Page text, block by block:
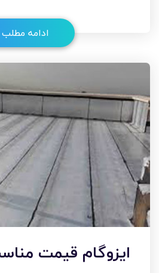
ادامه مطلب
ایزوگام قیمت